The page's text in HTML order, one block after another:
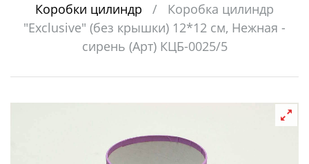
Коробки цилиндр
/
Коробка цилиндр
"Exclusive" (без крышки) 12*12 см, Нежная -
сирень (Арт) КЦБ-0025/5